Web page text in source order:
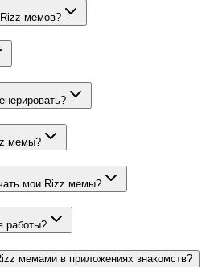
Rizz мемов?
мемы?
мои Rizz мемы?
работы?
мемами в приложениях знакомств?